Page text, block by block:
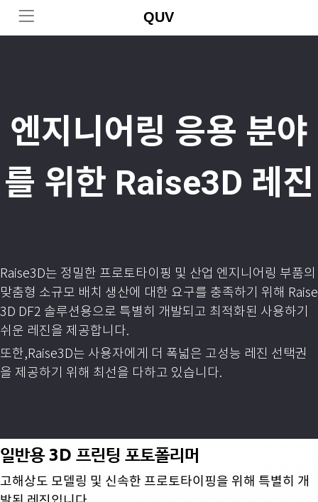
QUV
엔지니어링 응용 분야
를 위한 Raise3D 레진
Raise3D는 정밀한 프로토타이핑 및 산업 엔지니어링 부품의
맞춤형 소규모 배치 생산에 대한 요구를 충족하기 위해 Raise
3D DF2 솔루션용으로 특별히 개발되고 최적화된 사용하기
쉬운 레진을 제공합니다.
또한,Raise3D는 사용자에게 더 폭넓은 고성능 레진 선택권
을 제공하기 위해 최선을 다하고 있습니다.
일반용 3D 프린팅 포토폴리머
고해상도 모델링 및 신속한 프로토타이핑을 위해 특별히 개